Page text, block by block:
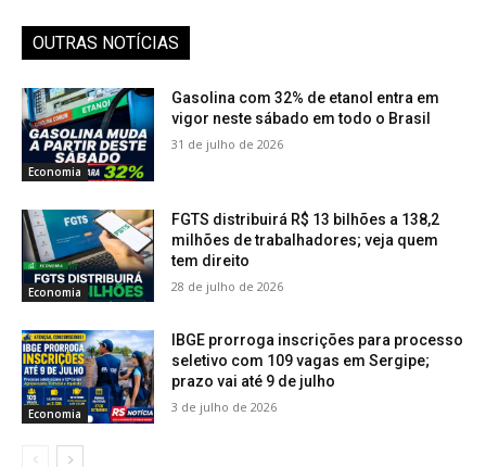
OUTRAS NOTÍCIAS
Economia
Gasolina com 32% de etanol entra em
vigor neste sábado em todo o Brasil
31 de julho de 2026
Economia
FGTS distribuirá R$ 13 bilhões a 138,2
milhões de trabalhadores; veja quem
tem direito
28 de julho de 2026
Economia
IBGE prorroga inscrições para processo
seletivo com 109 vagas em Sergipe;
prazo vai até 9 de julho
3 de julho de 2026